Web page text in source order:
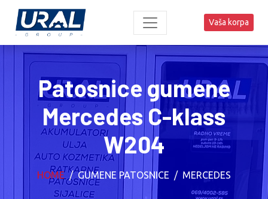
Vaša korpa
Patosnice gumene
Mercedes C-klass
W204
HOME GUMENE PATOSNICE MERCEDES